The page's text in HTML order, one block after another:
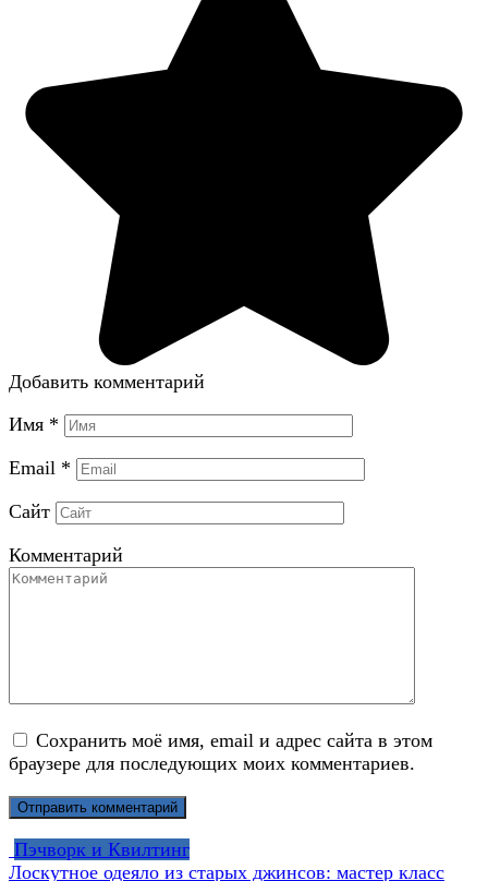
Добавить комментарий
Имя *
Email *
Сайт
Комментарий
Сохранить моё имя, email и адрес сайта в этом
браузере для последующих моих комментариев.
Пэчворк и Квилтинг
Лоскутное одеяло из старых джинсов: мастер класс